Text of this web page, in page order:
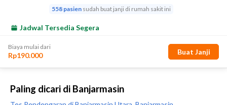
Paling dicari di Banjarmasin